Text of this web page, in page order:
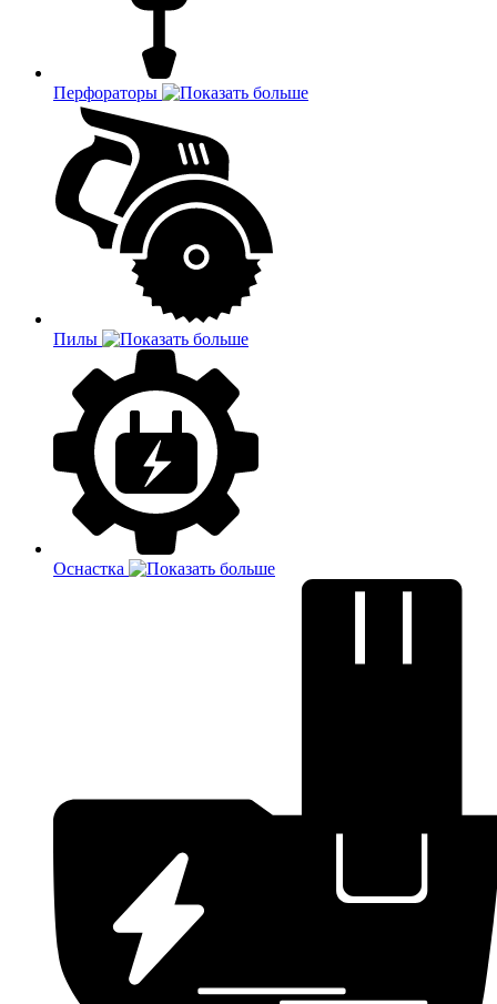
Перфораторы
Пилы
Оснастка